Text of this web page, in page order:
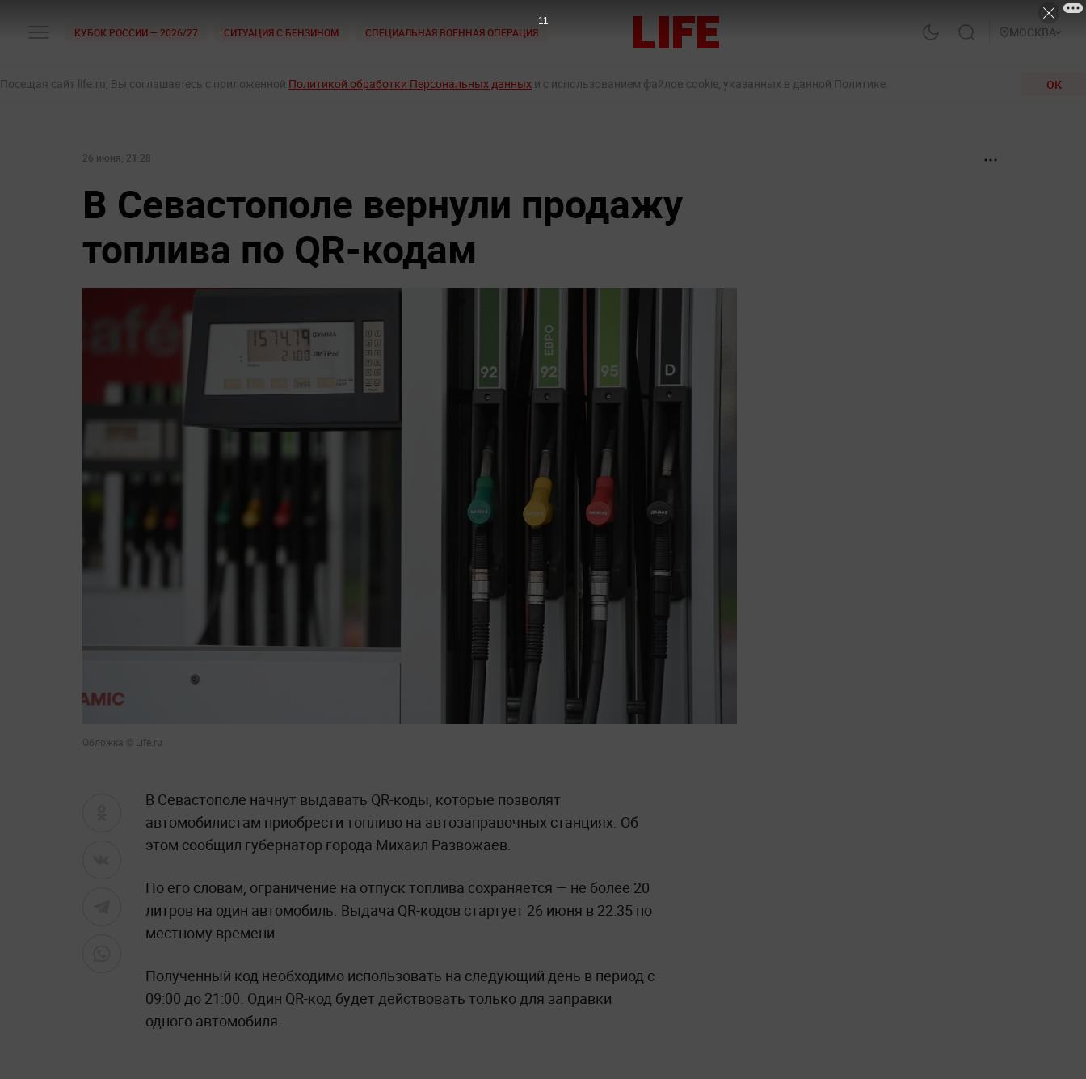
КУБОК РОССИИ — 2026/27 СИТУАЦИЯ С БЕНЗИНОМ СПЕЦИАЛЬНАЯ ВОЕННАЯ ОПЕРАЦИЯ МОСКВА
Посещая сайт life.ru, Вы соглашаетесь с приложенной Политикой обработки Персональных данных и с использованием файлов cookie, указанных в данной Политике. ОК
26 июня, 21:28
В Севастополе вернули продажу
топлива по QR-кодам
Обложка © Life.ru
В Севастополе начнут выдавать QR-коды, которые позволят
автомобилистам приобрести топливо на автозаправочных станциях. Об
этом сообщил губернатор города Михаил Развожаев.
По его словам, ограничение на отпуск топлива сохраняется — не более 20
литров на один автомобиль. Выдача QR-кодов стартует 26 июня в 22:35 по
местному времени.
Полученный код необходимо использовать на следующий день в период с
09:00 до 21:00. Один QR-код будет действовать только для заправки
одного автомобиля.
10